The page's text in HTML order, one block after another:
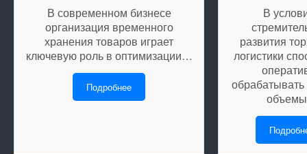
В современном бизнесе
организация временного
хранения товаров играет
ключевую роль в оптимизации…
Подробнее
В
развития
логистики